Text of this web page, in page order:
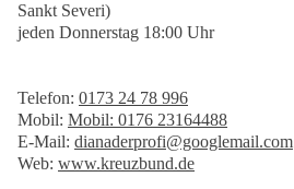
Sankt Severi)
jeden Donnerstag 18:00 Uhr
Telefon: 0173 24 78 996
Mobil: Mobil: 0176 23164488
E-Mail: dianaderprofi@googlemail.com
Web: www.kreuzbund.de